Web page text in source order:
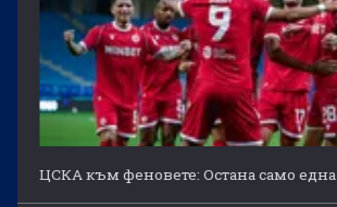
ЦСКА към феновете: Остана само една